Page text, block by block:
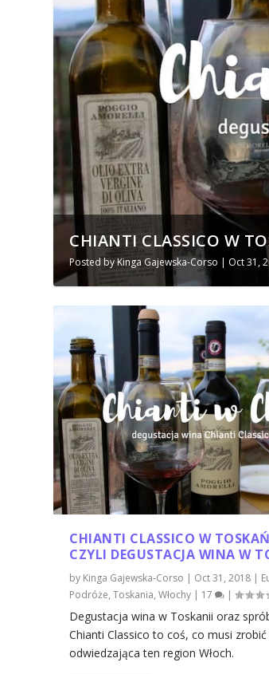
CHIANTI CLASSICO W
Posted byKinga Gajewska-Corso | Oct 31,
CHIANTI CLASSICO W
CZYLI DEGUSTACJA WINA W
by Kinga Gajewska-Corso | Oct 31, 2018 |
Podróże,Toskania,Włochy | 17 |
Degustacja wina w Toskanii oraz
Chianti Classico to coś, co musi
odwiedzająca ten region Włoch.